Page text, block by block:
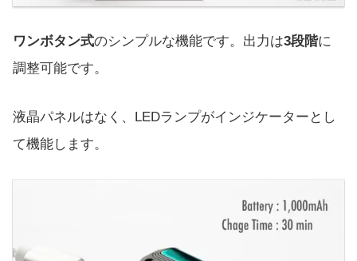
ワンボタン式のシンプルな機能です。出力は3段階に
調整可能です。
液晶パネルはなく、LEDランプがインジケーターとし
て機能します。